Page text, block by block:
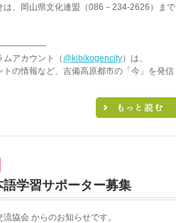
は、岡山県文化連盟（086－234-2626）まで
アカウント（ @kibikogencity）は、
の情報など、吉備高原都市の「今」を発信
学習サポーター募集
協会 からのお知らせです。